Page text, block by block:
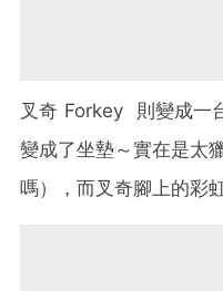
叉奇 Forkey 則變成一
變成了坐墊～實在是太
嗎），而叉奇腳上的彩